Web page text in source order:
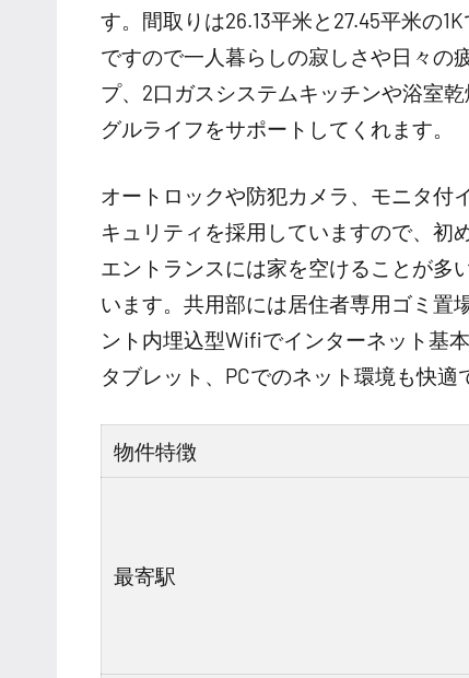
す。間取りは26.13平米と27.45平米の
ですので一人暮らしの寂しさや日々の
プ、2口ガスシステムキッチンや浴室
グルライフをサポートしてくれます。
オートロックや防犯カメラ、モニタ付
キュリティを採用していますので、初
エントランスには家を空けることが多
います。共用部には居住者専用ゴミ置
ント内埋込型Wifiでインターネット基
タブレット、PCでのネット環境も快適
物件特徴
最寄駅